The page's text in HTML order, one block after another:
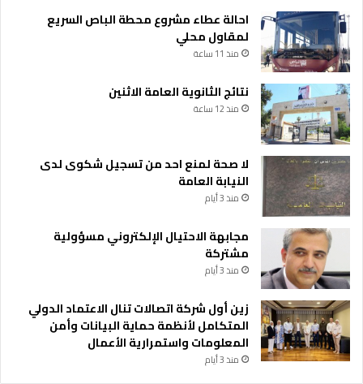
احالة عطاء مشروع محطة الباص السريع
لمقاول محلي
منذ 11 ساعة
نتائج الثانوية العامة الاثنين
منذ 12 ساعة
لا صحة لمنع احد من تسجيل شكوى لدى
النيابة العامة
منذ 3 أيام
مجابهة الاحتيال الإلكتروني مسؤولية
مشتركة
منذ 3 أيام
زين أول شركة اتصالات تنال الاعتماد الدولي
المتكامل لأنظمة حماية البيانات وأمن
المعلومات واستمرارية الأعمال
منذ 3 أيام